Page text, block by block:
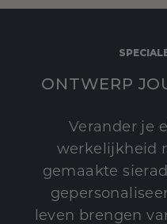
ONTWERP
Verander je
werkelijkheid
gemaakte
leven brengen